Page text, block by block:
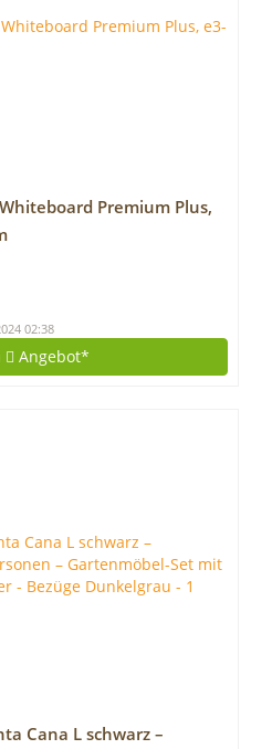
Premium Plus,
02:38
Angebot*
Cana L schwarz –